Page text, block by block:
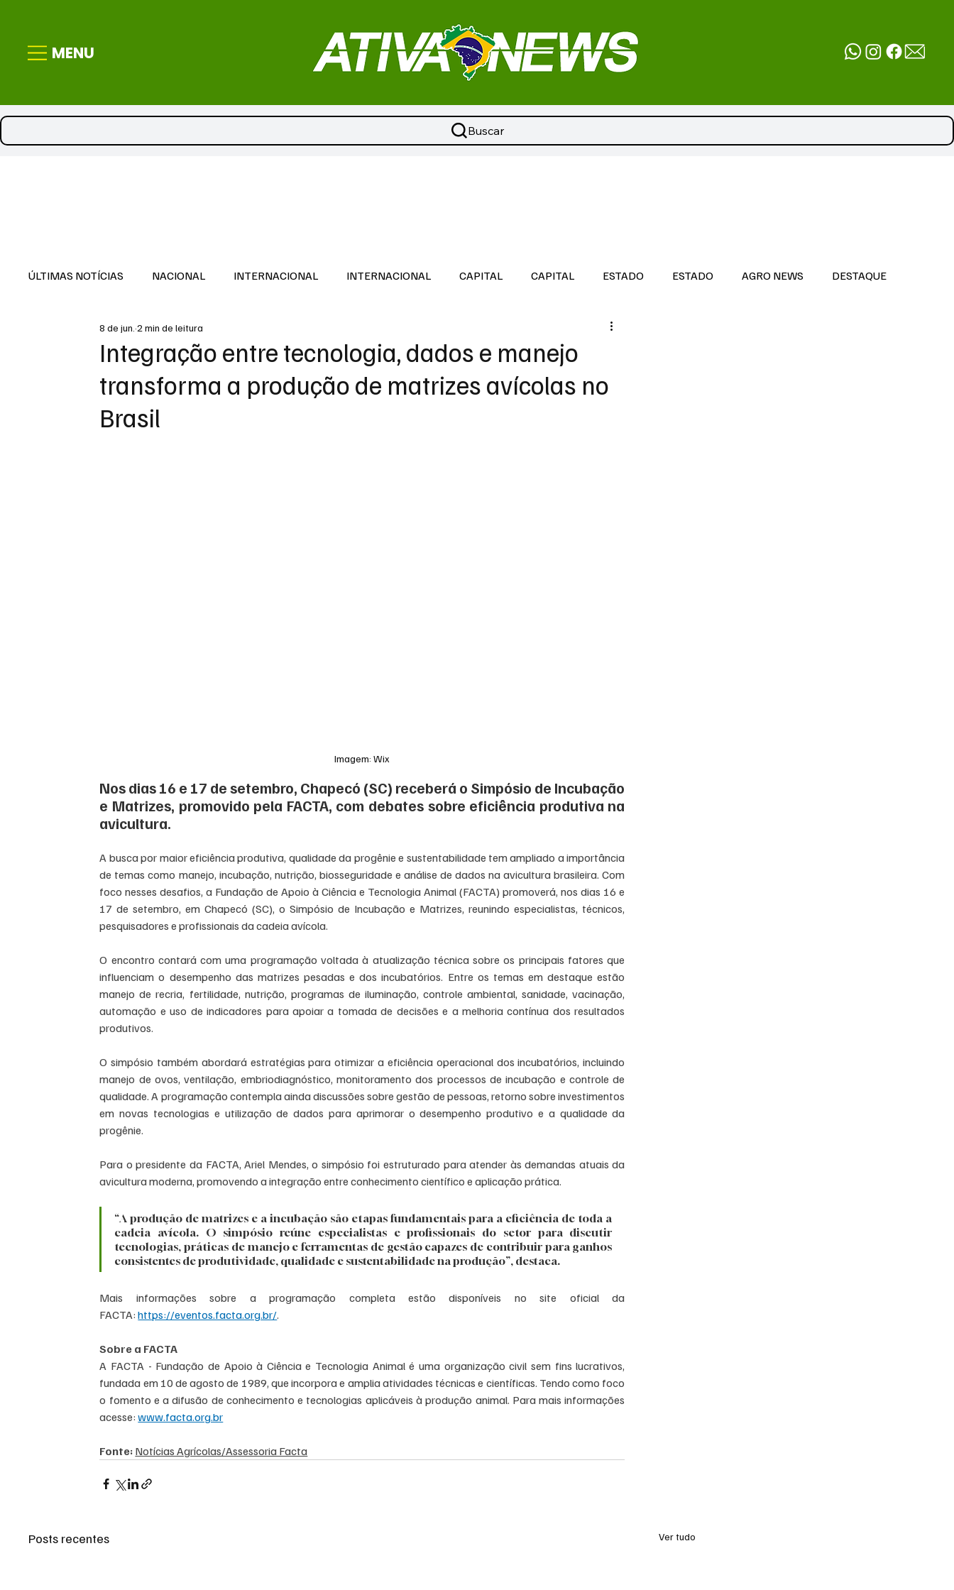
MENU
Buscar
ÚLTIMAS NOTÍCIAS NACIONAL INTERNACIONAL INTERNACIONAL CAPITAL CAPITAL ESTADO ESTADO AGRO NEWS DESTAQUE
DESTAQUE
Integração entre tecnologia, dados e manejo
transforma a produção de matrizes avícolas no
Brasil
8 de jun.2 min de leitura
Imagem: Wix
Nos dias 16 e 17 de setembro, Chapecó (SC) receberá o Simpósio de Incubação
e Matrizes, promovido pela FACTA, com debates sobre eficiência produtiva na
avicultura.
A busca por maior eficiência produtiva, qualidade da progênie e sustentabilidade tem ampliado a importância
de temas como manejo, incubação, nutrição, biosseguridade e análise de dados na avicultura brasileira. Com
foco nesses desafios, a Fundação de Apoio à Ciência e Tecnologia Animal (FACTA) promoverá, nos dias 16 e
17 de setembro, em Chapecó (SC), o Simpósio de Incubação e Matrizes, reunindo especialistas, técnicos,
pesquisadores e profissionais da cadeia avícola.
O encontro contará com uma programação voltada à atualização técnica sobre os principais fatores que
influenciam o desempenho das matrizes pesadas e dos incubatórios. Entre os temas em destaque estão
manejo de recria, fertilidade, nutrição, programas de iluminação, controle ambiental, sanidade, vacinação,
automação e uso de indicadores para apoiar a tomada de decisões e a melhoria contínua dos resultados
produtivos.
O simpósio também abordará estratégias para otimizar a eficiência operacional dos incubatórios, incluindo
manejo de ovos, ventilação, embriodiagnóstico, monitoramento dos processos de incubação e controle de
qualidade. A programação contempla ainda discussões sobre gestão de pessoas, retorno sobre investimentos
em novas tecnologias e utilização de dados para aprimorar o desempenho produtivo e a qualidade da
progênie.
Para o presidente da FACTA, Ariel Mendes, o simpósio foi estruturado para atender às demandas atuais da
avicultura moderna, promovendo a integração entre conhecimento científico e aplicação prática.
“A produção de matrizes e a incubação são etapas fundamentais para a eficiência de toda a
cadeia avícola. O simpósio reúne especialistas e profissionais do setor para discutir
tecnologias, práticas de manejo e ferramentas de gestão capazes de contribuir para ganhos
consistentes de produtividade, qualidade e sustentabilidade na produção”, destaca.
Mais informações sobre a programação completa estão disponíveis no site oficial da
FACTA: https://eventos.facta.org.br/.
Sobre a FACTA
A FACTA - Fundação de Apoio à Ciência e Tecnologia Animal é uma organização civil sem fins lucrativos,
fundada em 10 de agosto de 1989, que incorpora e amplia atividades técnicas e científicas. Tendo como foco
o fomento e a difusão de conhecimento e tecnologias aplicáveis à produção animal. Para mais informações
acesse: www.facta.org.br
Fonte: Notícias Agrícolas/Assessoria Facta
Posts recentes Ver tudo